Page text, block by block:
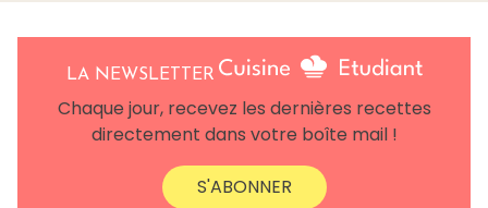
LA NEWSLETTER
Chaque jour, recevez les dernières recettes
directement dans votre boîte mail !
S'ABONNER